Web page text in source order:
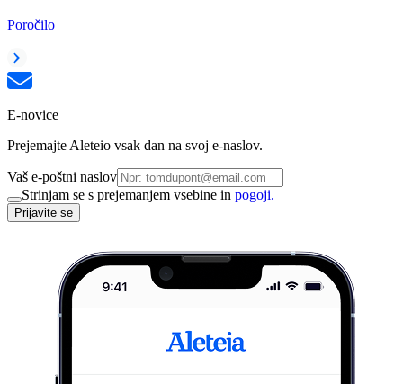
Poročilo
E-novice
Prejemajte Aleteio vsak dan na svoj e-naslov.
Vaš e-poštni naslov
Strinjam se s prejemanjem vsebine in pogoji.
Prijavite se